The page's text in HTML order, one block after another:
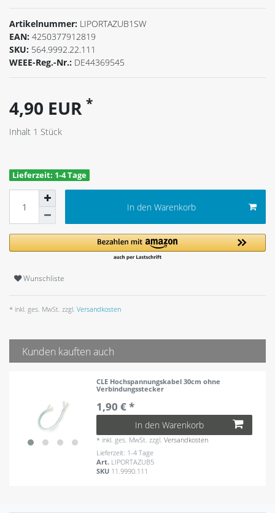
Artikelnummer: LIPORTAZUB1SW
EAN: 4250377912819
SKU: 564.9992.22.111
WEEE-Reg.-Nr.: DE44369545
4,90 EUR *
Inhalt 1 Stück
Lieferzeit: 1-4 Tage
In den Warenkorb
Wunschliste
* inkl. ges. MwSt. zzgl. Versandkosten
Kunden kauften auch
CLE Hochspannungskabel 30cm ohne
Verbindungsstecker
1,90 € *
In den Warenkorb
* inkl. ges. MwSt. zzgl.Versandkosten
Lieferzeit: 1-4 Tage
Art. LIPORTAZUB5
SKU 11.9990.111